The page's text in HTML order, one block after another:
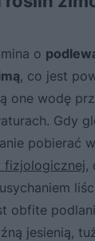
o
, co jest
one wodę
Gdy
pobierać
fizjologicznej,
obfite
jesienią,